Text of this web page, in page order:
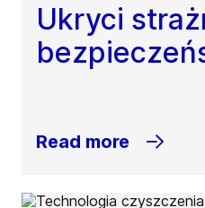
Ukryci
Read more